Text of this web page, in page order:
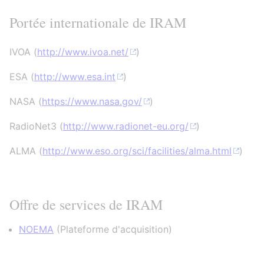
Portée internationale de IRAM
IVOA (http://www.ivoa.net/ )
ESA (http://www.esa.int )
NASA (https://www.nasa.gov/ )
RadioNet3 (http://www.radionet-eu.org/ )
ALMA (http://www.eso.org/sci/facilities/alma.html )
Offre de services de IRAM
NOEMA (Plateforme d'acquisition)